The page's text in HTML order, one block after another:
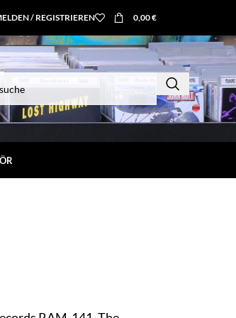
/ REGISTRIEREN 0,00€